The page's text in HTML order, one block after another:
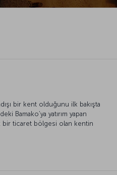
bir kent olduğunu ilk bakışta
Bamako’ya yatırım yapan
bir ticaret bölgesi olan kentin
Bamako’ya ve kültürüne daha